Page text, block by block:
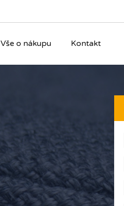
Vše o nákupu Kontakt